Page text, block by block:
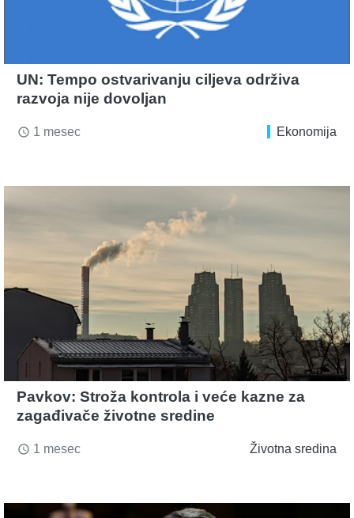
UN: Tempo ostvarivanju ciljeva održiva
razvoja nije dovoljan
access_time 1 mesec Ekonomija
Pavkov: Stroža kontrola i veće kazne za
zagađivače životne sredine
access_time 1 mesec Životna sredina